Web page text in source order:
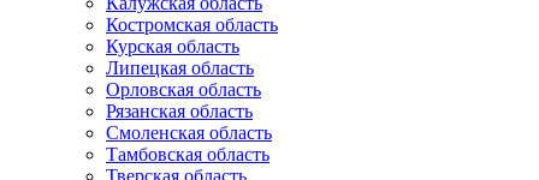
Костромская область
Курская область
Липецкая область
Орловская область
Рязанская область
Смоленская область
Тамбовская область
Тверская область